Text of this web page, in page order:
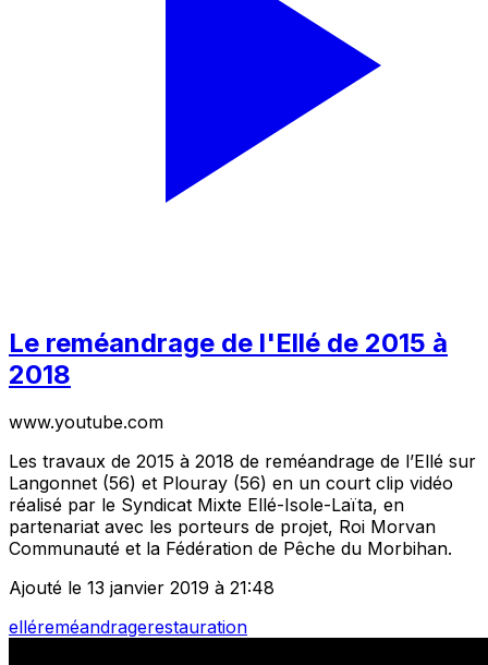
Le reméandrage de l'Ellé de 2015 à
2018
www.youtube.com
Les travaux de 2015 à 2018 de reméandrage de l’Ellé sur
Langonnet (56) et Plouray (56) en un court clip vidéo
réalisé par le Syndicat Mixte Ellé-Isole-Laïta, en
partenariat avec les porteurs de projet, Roi Morvan
Communauté et la Fédération de Pêche du Morbihan.
Ajouté le 13 janvier 2019 à 21:48
elléreméandragerestauration